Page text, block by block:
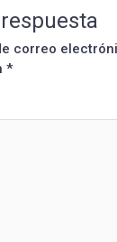
correo
*